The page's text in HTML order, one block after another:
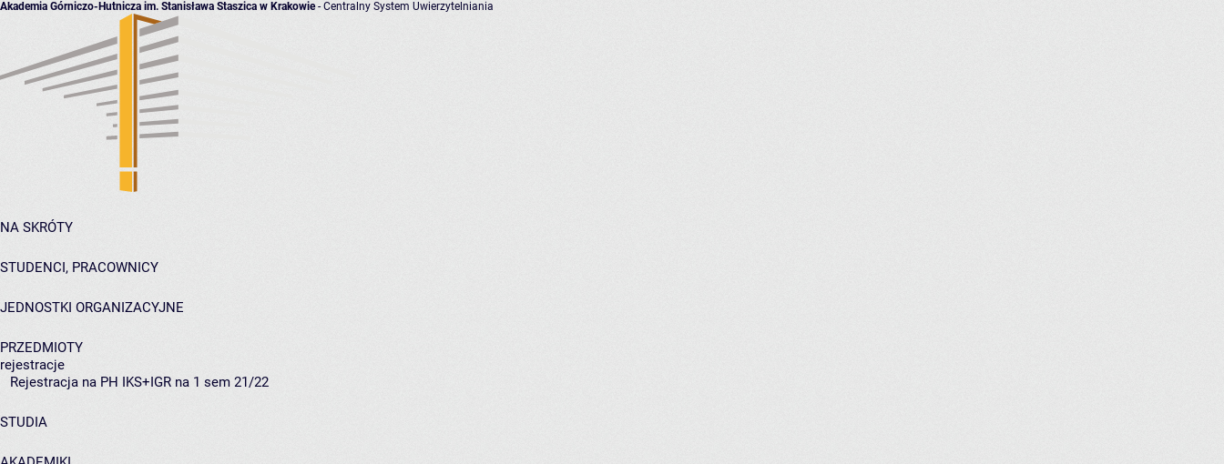
Akademia Górniczo-Hutnicza im. Stanisława Staszica w Krakowie- Centralny System Uwierzytelniania
NA SKRÓTY
STUDENCI, PRACOWNICY
JEDNOSTKI ORGANIZACYJNE
PRZEDMIOTY
rejestracje
Rejestracja na PH IKS+IGR na 1 sem 21/22
STUDIA